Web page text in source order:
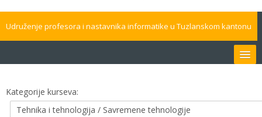
Udruženje profesora i nastavnika informatike u Tuzlanskom kantonu
Pretraži
kurseve
Kategorije kurseva: